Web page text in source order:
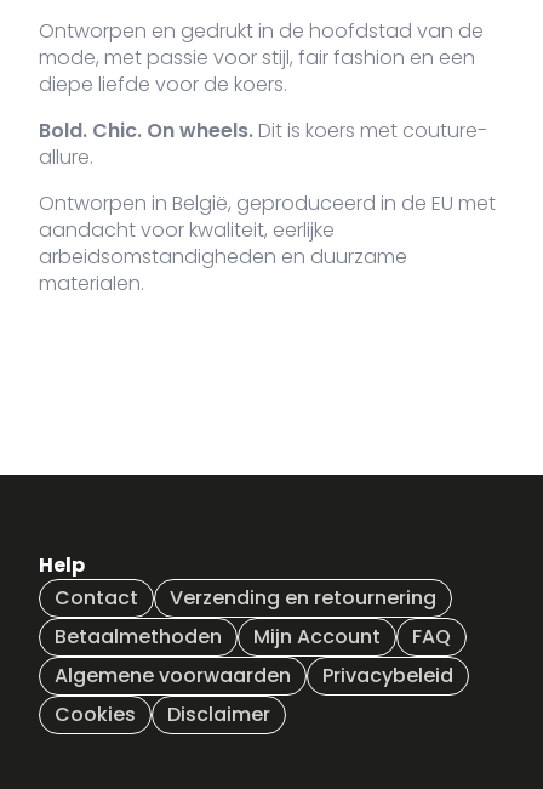
Ontworpen en gedrukt in de hoofdstad van de
mode, met passie voor stijl, fair fashion en een
diepe liefde voor de koers.
Bold. Chic. On wheels. Dit is koers met couture-
allure.
Ontworpen in België, geproduceerd in de EU met
aandacht voor kwaliteit, eerlijke
arbeidsomstandigheden en duurzame
materialen.
Help
Contact
Verzending en retournering
Betaalmethoden
Mijn Account
FAQ
Algemene voorwaarden
Privacybeleid
Cookies
Disclaimer
VDLTM-
white